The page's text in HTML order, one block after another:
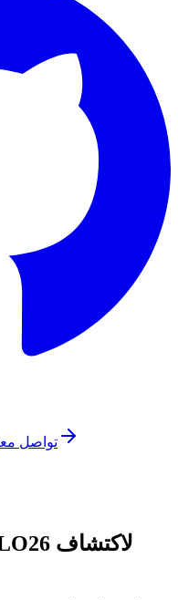
تواصل